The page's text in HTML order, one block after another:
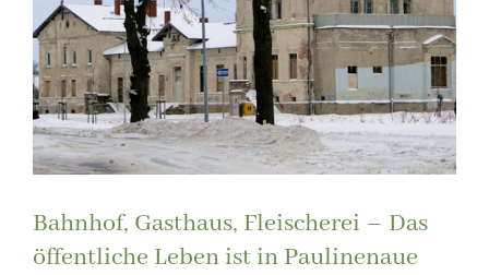
Bahnhof, Gasthaus, Fleischerei – Das
öffentliche Leben ist in Paulinenaue